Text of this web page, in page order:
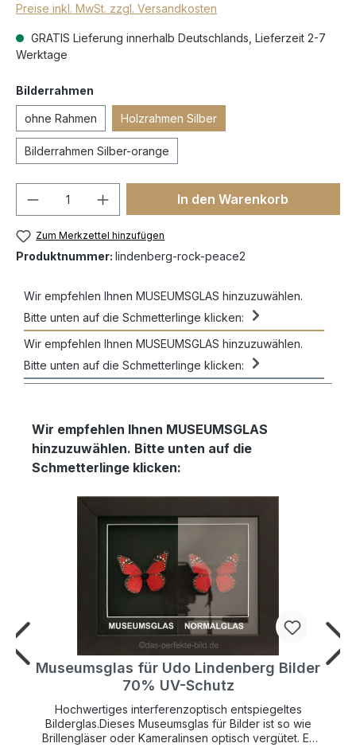
Preise inkl. MwSt. zzgl. Versandkosten
GRATIS Lieferung innerhalb Deutschlands, Lieferzeit 2-7
Werktage
Bilderrahmen
ohne Rahmen Holzrahmen Silber
Bilderrahmen Silber-orange
In den Warenkorb
Zum Merkzettel hinzufügen
Produktnummer: lindenberg-rock-peace2
Wir empfehlen Ihnen MUSEUMSGLAS hinzuzuwählen.
Bitte unten auf die Schmetterlinge klicken:
Wir empfehlen Ihnen MUSEUMSGLAS hinzuzuwählen.
Bitte unten auf die Schmetterlinge klicken:
Wir empfehlen Ihnen MUSEUMSGLAS
hinzuzuwählen. Bitte unten auf die
Schmetterlinge klicken:
Museumsglas für Udo Lindenberg Bilder
70% UV-Schutz
Hochwertiges interferenzoptisch entspiegeltes
Bilderglas.Dieses Museumsglas für Bilder ist so wie
Brillengläser oder Kameralinsen optisch vergütet. Es